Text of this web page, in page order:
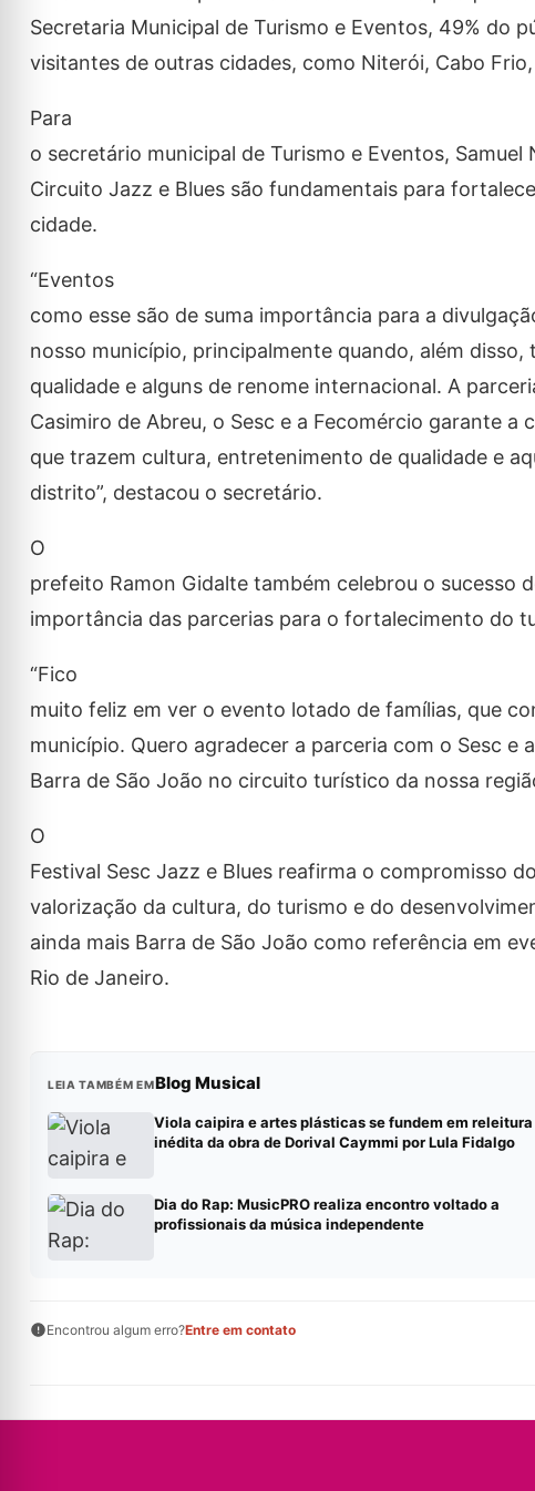
Secretaria Municipal de Turismo e Eventos, 49% do
visitantes de outras cidades, como Niterói, Cabo
Para
o secretário municipal de Turismo e Eventos, Samuel
Circuito Jazz e Blues são fundamentais para
cidade.
“Eventos
como esse são de suma importância para a
nosso município, principalmente quando, além disso,
qualidade e alguns de renome internacional. A
Casimiro de Abreu, o Sesc e a Fecomércio garante a
que trazem cultura, entretenimento de qualidade e
distrito”, destacou o secretário.
O
prefeito Ramon Gidalte também celebrou o sucesso
importância das parcerias para o fortalecimento do
“Fico
muito feliz em ver o evento lotado de famílias, que
município. Quero agradecer a parceria com o Sesc e
Barra de São João no circuito turístico da nossa
O
Festival Sesc Jazz e Blues reafirma o compromisso
valorização da cultura, do turismo e do
ainda mais Barra de São João como referência em
Rio de Janeiro.
LEIA TAMBÉM EMBlog Musical
Viola caipira e artes plásticas se fundem em releitura
inédita da obra de Dorival Caymmi por Lula Fidalgo
Dia do Rap: MusicPRO realiza encontro voltado a
profissionais da música independente
Encontrou algum erro?Entre em contato